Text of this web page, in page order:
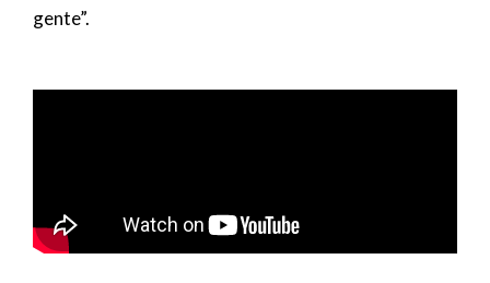
gente”.